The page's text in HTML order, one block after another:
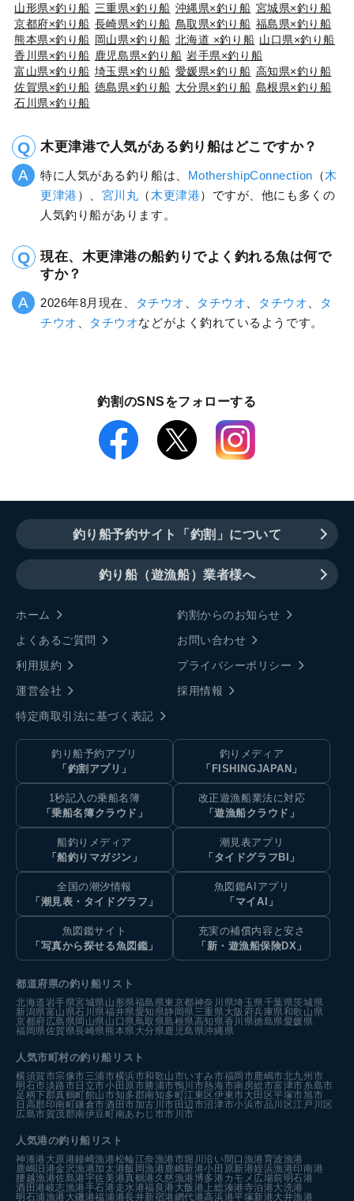
山形県×釣り船 三重県×釣り船 沖縄県×釣り船 宮城県×釣り船
京都府×釣り船 長崎県×釣り船 鳥取県×釣り船 福島県×釣り船
熊本県×釣り船 岡山県×釣り船 北海道 ×釣り船 山口県×釣り船
香川県×釣り船 鹿児島県×釣り船 岩手県×釣り船
富山県×釣り船 埼玉県×釣り船 愛媛県×釣り船 高知県×釣り船
佐賀県×釣り船 徳島県×釣り船 大分県×釣り船 島根県×釣り船
石川県×釣り船
木更津港で人気がある釣り船はどこですか？
特に人気がある釣り船は、 MothershipConnection （木
更津港 ）、 宮川丸 （ 木更津港）ですが、他にも多くの
人気釣り船があります。
現在、木更津港の船釣りでよく釣れる魚は何で
すか？
2026年8月現在、 タチウオ タチウオ タチウオ
タ
チウオ
タチウオなどがよく釣れているようです。
釣割のSNSをフォローする
釣り船予約サイト「釣割」について
釣り船（遊漁船）業者様へ
ホーム
釣割からのお知らせ
よくあるご質問
お問い合わせ
利用規約
プライバシーポリシー
運営会社
採用情報
特定商取引法に基づく表記
釣り船予約アプリ
「釣割アプリ」
釣りメディア
「FISHINGJAPAN」
1秒記入の乗船名簿
「乗船名簿クラウド」
改正遊漁船業法に対応
「遊漁船クラウド」
船釣りメディア
「船釣りマガジン」
潮見表アプリ
「タイドグラフBI」
全国の潮汐情報
「潮見表・タイドグラフ」
魚図鑑AIアプリ
「マイAI」
魚図鑑サイト
「写真から探せる魚図鑑」
充実の補償内容と安さ
「新・遊漁船保険DX」
都道府県の釣り船リスト
北海道岩手県宮城県山形県福島県東京都神奈川県埼玉県千葉県茨城県
新潟県富山県石川県福井県愛知県静岡県三重県大阪府兵庫県和歌山県
京都府広島県岡山県山口県鳥取県島根県高知県香川県徳島県愛媛県
福岡県佐賀県長崎県熊本県大分県鹿児島県沖縄県
人気市町村の釣り船リスト
横須賀市宗像市三浦市横浜市和歌山市いすみ市福岡市鹿嶋市北九州市
明石市淡路市 日立市小田原市勝浦市鴨川市熱海市南房総市富津市糸島市
足柄下郡真鶴町館山市知多郡南知多町江東区伊東市大田区平塚市旭市
日高郡印南町鎌倉市酒田市加古川市 田辺市沼津市小浜市品川区江戸川区
広島市賀茂郡南伊豆町南あわじ市市川市
人気港の釣り船リスト
神湊港 大原港鐘崎漁港松輪江奈漁港市堀川沿い 間口漁港育波漁港
鹿嶋旧港金沢漁港加太港飯岡漁港鹿嶋新港小田原新港姪浜漁港印南港
腰越漁港佐島港宇佐美港真鶴港 久慈漁港博多港カモメ広場前明石港
酒田港岐志漁港手石港 走水港福良港 大飯港 上総湊港寺泊港大洗港
明石浦漁港 大磯港福浦港長井新宿港網代港高浜港平塚新港大井漁港